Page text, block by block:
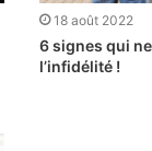
18 août 2022
6 signes qui
l’infidélité !